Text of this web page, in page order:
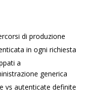
di produzione
in ogni richiesta
a
generica
vs autenticate definite